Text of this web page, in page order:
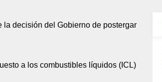
la decisión del Gobierno de postergar
a los combustibles líquidos (ICL)